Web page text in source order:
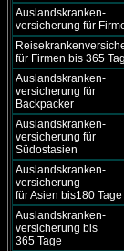
Auslandskranken-
versicherung für
für Firmen bis 365
Auslandskranken-
versicherung für
Backpacker
Auslandskranken-
versicherung für
Südostasien
Auslandskranken-
für Asien bis180 Tage
Auslandskranken-
versicherung
365 Tage